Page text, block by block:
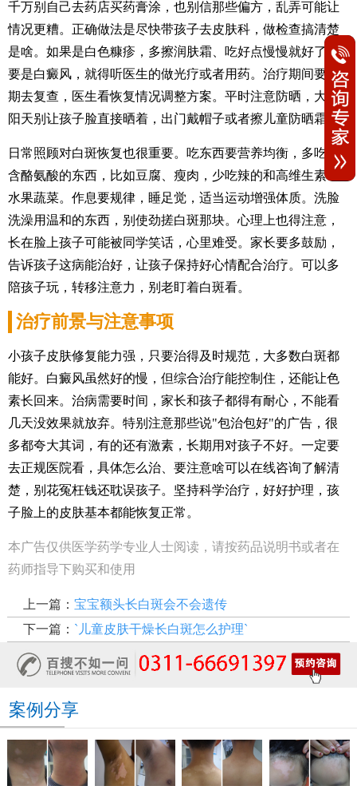
千万别自己去药店买药膏涂，也别信那些偏方，乱弄可能让
情况更糟。正确做法是尽快带孩子去皮肤科，做检查搞清楚
是啥。如果是白色糠疹，多擦润肤霜、吃好点慢慢就好了；
要是白癜风，就得听医生的做光疗或者用药。治疗期间要定
期去复查，医生看恢复情况调整方案。平时注意防晒，大太
阳天别让孩子脸直接晒着，出门戴帽子或者擦儿童防晒霜。
日常照顾对白斑恢复也很重要。吃东西要营养均衡，多吃点
含酪氨酸的东西，比如豆腐、瘦肉，少吃辣的和高维生素C的
水果蔬菜。作息要规律，睡足觉，适当运动增强体质。洗脸
洗澡用温和的东西，别使劲搓白斑那块。心理上也得注意，
长在脸上孩子可能被同学笑话，心里难受。家长要多鼓励，
告诉孩子这病能治好，让孩子保持好心情配合治疗。可以多
陪孩子玩，转移注意力，别老盯着白斑看。
治疗前景与注意事项
小孩子皮肤修复能力强，只要治得及时规范，大多数白斑都
能好。白癜风虽然好的慢，但综合治疗能控制住，还能让色
素长回来。治病需要时间，家长和孩子都得有耐心，不能看
几天没效果就放弃。特别注意那些说"包治包好"的广告，很
多都夸大其词，有的还有激素，长期用对孩子不好。一定要
去正规医院看，具体怎么治、要注意啥可以在线咨询了解清
楚，别花冤枉钱还耽误孩子。坚持科学治疗，好好护理，孩
子脸上的皮肤基本都能恢复正常。
本广告仅供医学药学专业人士阅读，请按药品说明书或者在
药师指导下购买和使用
上一篇： 宝宝额头长白斑会不会遗传
下一篇： `儿童皮肤干燥长白斑怎么护理`
案例分享